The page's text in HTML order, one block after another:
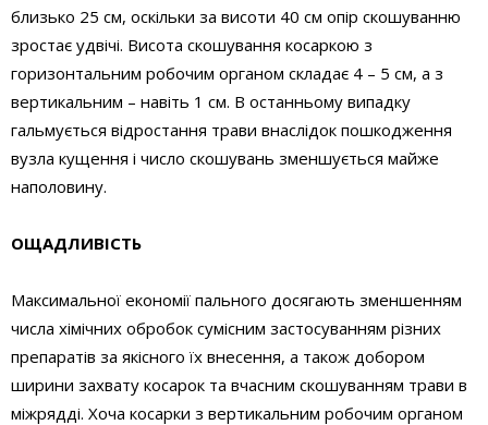
близько 25 см, оскільки за висоти 40 см опір скошуванню
зростає удвічі. Висота скошування косаркою з
горизонтальним робочим органом складає 4 – 5 см, а з
вертикальним – навіть 1 см. В останньому випадку
гальмується відростання трави внаслідок пошкодження
вузла кущення і число скошувань зменшується майже
наполовину.
ОЩАДЛИВІСТЬ
Максимальної економії пального досягають зменшенням
числа хімічних обробок сумісним застосуванням різних
препаратів за якісного їх внесення, а також добором
ширини захвату косарок та вчасним скошуванням трави в
міжрядді. Хоча косарки з вертикальним робочим органом